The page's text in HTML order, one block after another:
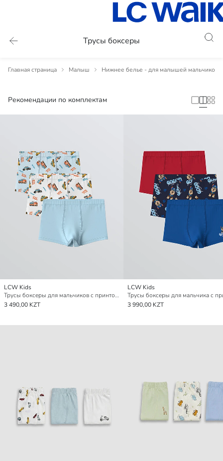
Трусы боксеры
Главная страница Малыш Нижнее белье - для малышей мальчиков
Рекомендации по комплектам
LCW Kids
Трусы боксеры для мальчиков с принтом, комплект из 3-х штук
3 490,00 KZT
LCW Kids
3 990,00 KZT